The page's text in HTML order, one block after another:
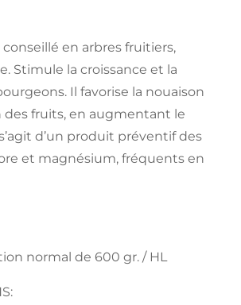
conseillé en arbres fruitiers,
Stimule la croissance et la
Il favorise la nouaison
des fruits, en augmentant le
d’un produit préventif des
et magnésium, fréquents en
normal de 600 gr. / HL